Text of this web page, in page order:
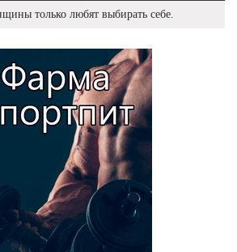
только любят выбирать себе.